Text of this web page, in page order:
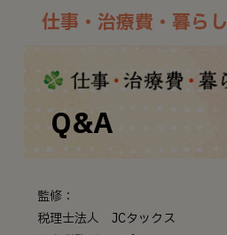
仕事・治療費・暮らし
Q&A
監修：
税理士法人 JCタックス